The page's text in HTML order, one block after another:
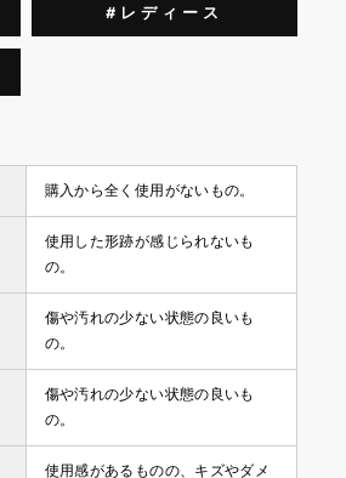
#レディース
購入から全く使用がないもの。
使用した形跡が感じられないも
の。
傷や汚れの少ない状態の良いも
の。
傷や汚れの少ない状態の良いも
の。
使用感があるものの、キズやダメ